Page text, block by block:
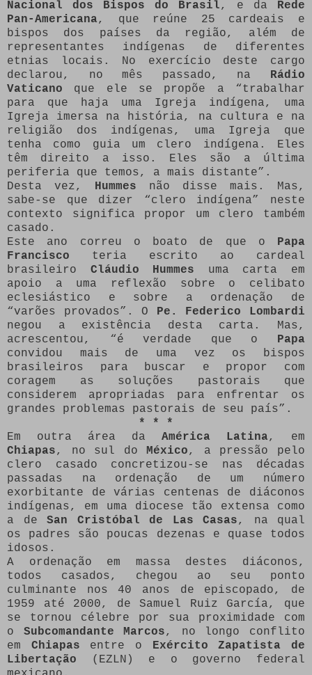
Nacional dos Bispos do Brasil, e da Rede
Pan-Americana, que reúne 25 cardeais e
bispos dos países da região, além de
representantes indígenas de diferentes
etnias locais. No exercício deste cargo
declarou, no mês passado, na Rádio
Vaticano que ele se propõe a “trabalhar
para que haja uma Igreja indígena, uma
Igreja imersa na história, na cultura e na
religião dos indígenas, uma Igreja que
tenha como guia um clero indígena. Eles
têm direito a isso. Eles são a última
periferia que temos, a mais distante”.
Desta vez, Hummes não disse mais. Mas,
sabe-se que dizer “clero indígena” neste
contexto significa propor um clero também
casado.
Este ano correu o boato de que o Papa
Francisco teria escrito ao cardeal
brasileiro Cláudio Hummes uma carta em
apoio a uma reflexão sobre o celibato
eclesiástico e sobre a ordenação de
“varões provados”. O Pe. Federico Lombardi
negou a existência desta carta. Mas,
acrescentou, “é verdade que o Papa
convidou mais de uma vez os bispos
brasileiros para buscar e propor com
coragem as soluções pastorais que
considerem apropriadas para enfrentar os
grandes problemas pastorais de seu país”.
* * *
Em outra área da América Latina, em
Chiapas, no sul doMéxico, a pressão pelo
clero casado concretizou-se nas décadas
passadas na ordenação de um número
exorbitante de várias centenas de diáconos
indígenas, em uma diocese tão extensa como
a de San Cristóbal de Las Casas, na qual
os padres são poucas dezenas e quase todos
idosos.
A ordenação em massa destes diáconos,
todos casados, chegou ao seu ponto
culminante nos 40 anos de episcopado, de
1959 até 2000, de Samuel Ruiz García, que
se tornou célebre por sua proximidade com
o Subcomandante Marcos, no longo conflito
em Chiapas entre o Exército Zapatista de
Libertação (EZLN) e o governo federal